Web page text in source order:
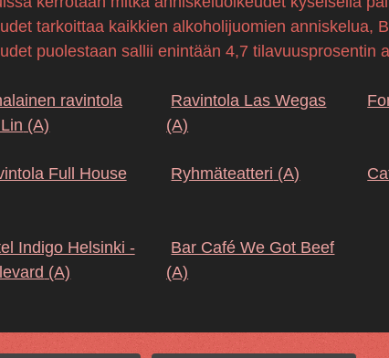
tarkoittaa kaikkien alkoholijuomien anniskelua,
puolestaan sallii enintään 4,7 tilavuusprosentin
ravintola
(A)
Ravintola Las Wegas
(A)
Full House
Ryhmäteatteri (A)
Indigo Helsinki -
(A)
Bar Café We Got Beef
(A)